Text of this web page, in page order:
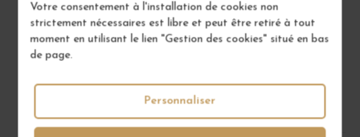
Votre consentement à l'installation de cookies non
strictement nécessaires est libre et peut être retiré à tout
moment en utilisant le lien "Gestion des cookies" situé en bas
de page.
Personnaliser
Vin Rouge
DOMAINE RENÉ BOUVIER